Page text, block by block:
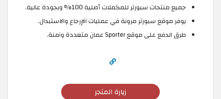
جميع منتجات سبورتر للمكملات أصلية 100% وبجودة عالية.
يوفر موقع سبورتر مرونة في عمليات الإرجاع والاستبدال.
طرق الدفع على موقع Sporter عمان متعددة وآمنة.
زيارة المتجر